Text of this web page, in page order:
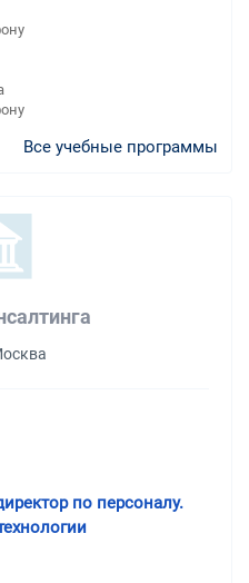
Все учебные программы
по персоналу.